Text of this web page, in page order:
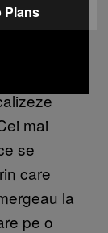
și tot
din țară.
mai
se
care
la
pe o
Plans